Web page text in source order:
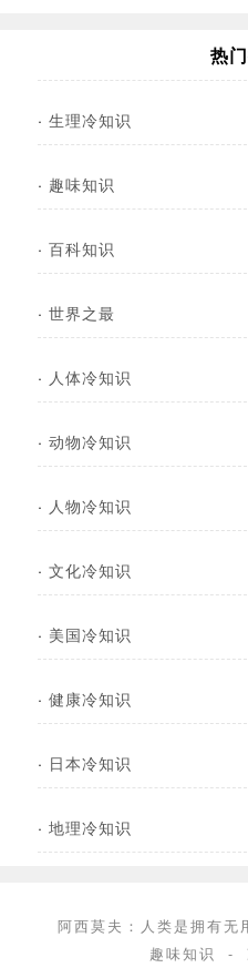
热
· 生理冷知识
· 趣味知识
· 百科知识
· 世界之最
· 人体冷知识
· 动物冷知识
· 人物冷知识
· 文化冷知识
· 美国冷知识
· 健康冷知识
· 日本冷知识
· 地理冷知识
阿西莫夫：人类是拥有无
趣味知识
-